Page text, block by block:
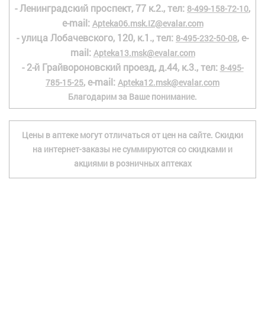
- Ленинградский проспект, 77 к.2., тел: 8-499-158-72-10,
e-mail: Apteka06.msk.IZ@evalar.com
- улица Лобачевского, 120, к.1., тел: 8-495-232-50-08, e-
mail: Apteka13.msk@evalar.com
- 2-й Грайвороновский проезд, д.44, к.3., тел: 8-495-
785-15-25, e-mail: Apteka12.msk@evalar.com
Благодарим за Ваше понимание.
Цены в аптеке могут отличаться от цен на сайте. Скидки
на интернет-заказы не суммируются со скидками и
акциями в розничных аптеках